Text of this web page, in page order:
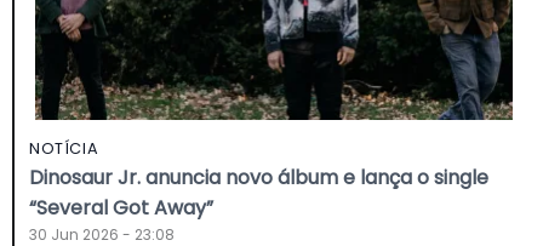
NOTÍCIA
Dinosaur Jr. anuncia novo álbum e lança o single
“Several Got Away”
30 Jun 2026 - 23:08